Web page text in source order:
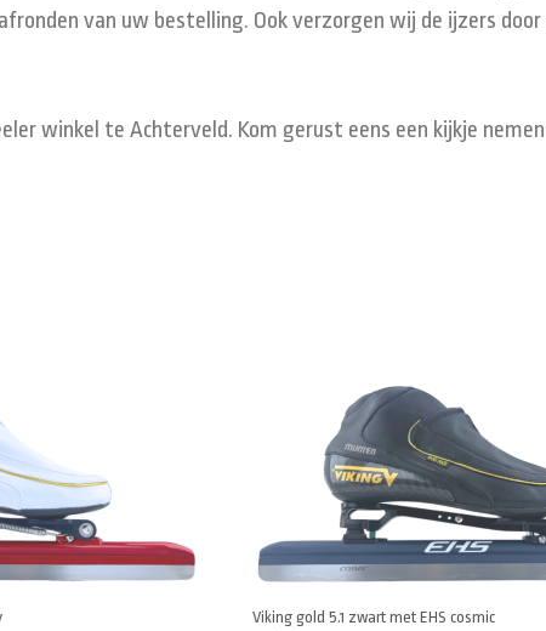
van uw bestelling. Ook verzorgen wij de ijzers
winkel te Achterveld. Kom gerust eens een kijkje
Viking gold 5.1 zwart met EHS cosmic